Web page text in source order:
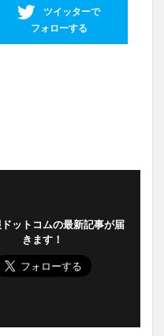
ツイッターで
フォローする
ットコムの最新記事が届
きます！